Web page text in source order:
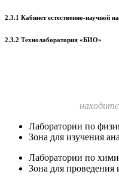
2.3.1 Кабинет естественно-научной
2.3.2 Технолаборатория «БИО»
Лаборатории по
Зона для изучения
Лаборатории по
Зона для проведения